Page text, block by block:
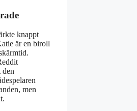
knappt
är en biroll
den
men